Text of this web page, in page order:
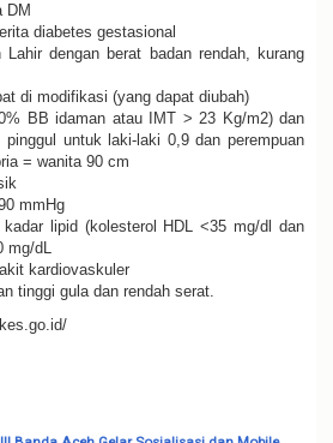
DM
diabetes gestasional
Lahir dengan berat badan rendah, kurang
di modifikasi (yang dapat diubah)
BB idaman atau IMT > 23 Kg/m2) dan
pinggul untuk laki-laki 0,9 dan perempuan
= wanita 90 cm
mmHg
kadar lipid (kolesterol HDL <35 mg/dl dan
mg/dL
kardiovaskuler
tinggi gula dan rendah serat.